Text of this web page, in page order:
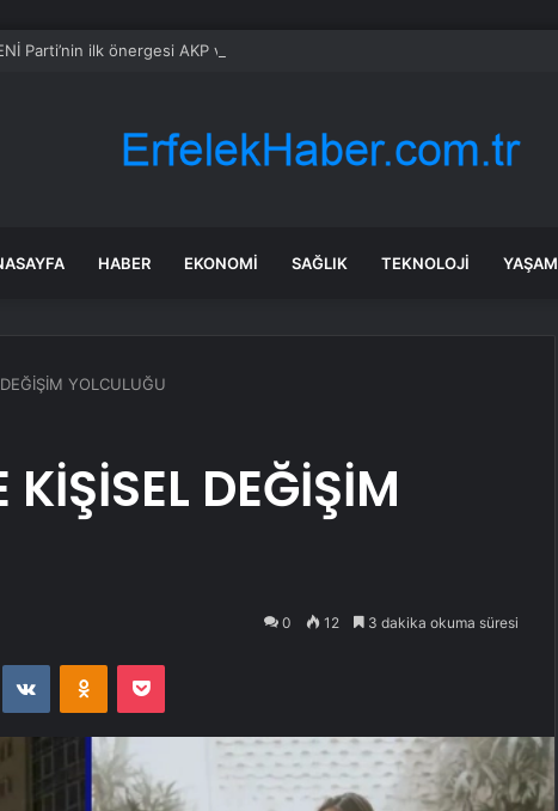
Parti’nin ilk önergesi AKP ve MHP oylarıyla reddedildi
HABER EKONOMI SAĞLIK TEKNOLOJI YAŞAM
YOLCULUĞU
DEĞİŞİM
0 12 3 dakika okuma süresi
VKontakteOdnoklassniki
Pocket